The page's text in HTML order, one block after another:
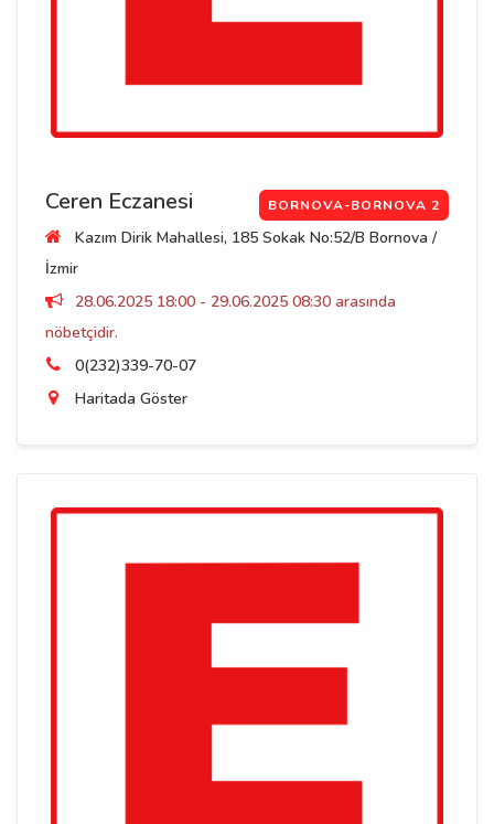
Ceren Eczanesi BORNOVA-BORNOVA 2
Kazım Dirik Mahallesi, 185 Sokak No:52/B Bornova /
İzmir
28.06.2025 18:00 - 29.06.2025 08:30 arasında
nöbetçidir.
0(232)339-70-07
Haritada Göster